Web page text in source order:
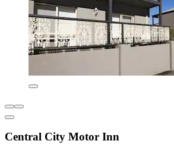
Central City Motor Inn